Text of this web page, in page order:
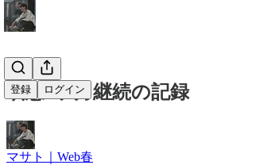
登録 ログイン
瞑想3ヶ月継続の記録
マサト｜Web春